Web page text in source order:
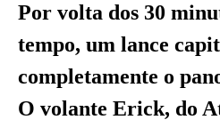
Por volta dos 30
tempo, um lance
completamente o
O volante Erick, do